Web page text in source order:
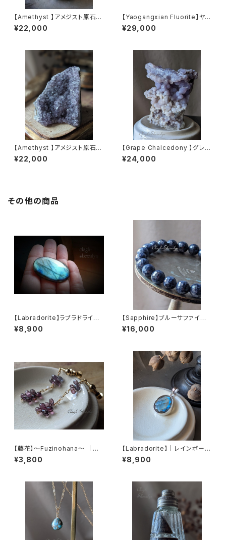
【Amethyst 】アメジスト原石
（No,1）｜クラスター｜大きめサ
イズ｜818g｜2月誕生石｜鉱
¥22,000
【Yaogangxian Fluorite】ヤオ
ガンシャン産｜パープルフロー
ライト原石｜ 中国湖南省｜蛍石
¥29,000
【Amethyst 】アメジスト原石
（No,2）｜クラスター｜558g｜
2月誕生石｜鉱物標本｜インテ
¥22,000
【Grape Chalcedony 】グレー
プカルセドニー原石｜インドネ
シア（Indonesia）スラウェシ産
¥24,000
その他の商品
【Labradorite】ラブラドライ
ト ｜No.３ ｜オーバル型ル
ース｜マダガスカル産｜40mm
¥8,900
【Sapphire】ブルーサファイア
｜天然石ブレスレット｜8ｍｍ
サイズ｜ラウンドカット｜青玉
¥16,000
【藤花】～Fuzinohana～ ｜バ
イオレット系スピネル × 淡水パ
ール ｜イヤリング ｜1点物
¥3,800
【Labradorite】｜レインボーラ
ブラドライト｜Silver925製｜
カット入りPT｜1点物｜AAA-｜
¥8,900